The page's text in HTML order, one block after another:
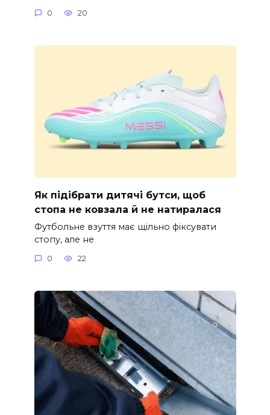
0 20
Як підібрати дитячі бутси, щоб
стопа не ковзала й не натиралася
Футбольне взуття має щільно фіксувати
стопу, але не
0 22